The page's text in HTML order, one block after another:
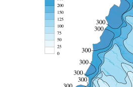
Klimatarbetet